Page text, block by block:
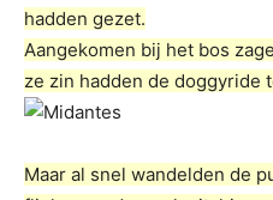
hadden gezet.
Aangekomen bij het bos
ze zin hadden de doggyride
Maar al snel wandelden de